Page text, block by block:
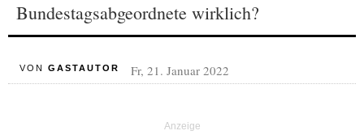
Bundestagsabgeordnete wirklich?
VON GASTAUTOR Fr, 21. Januar 2022